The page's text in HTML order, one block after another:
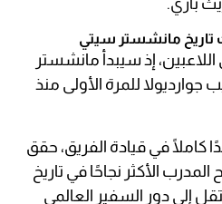
باري.
تاريخ مانشستر سيتي
اللاعبين، إذ سيبدأ مانشستر
للمرة الأولى منذ
كاملًا في قيادة الفريق، حقق
المدرب الأكثر نجاحًا في تاريخ
إلى دور السفير العالمي